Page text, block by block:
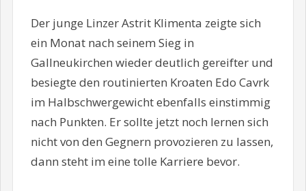
Der junge Linzer Astrit Klimenta zeigte sich
ein Monat nach seinem Sieg in
Gallneukirchen wieder deutlich gereifter und
besiegte den routinierten Kroaten Edo Cavrk
im Halbschwergewicht ebenfalls einstimmig
nach Punkten. Er sollte jetzt noch lernen sich
nicht von den Gegnern provozieren zu lassen,
dann steht im eine tolle Karriere bevor.